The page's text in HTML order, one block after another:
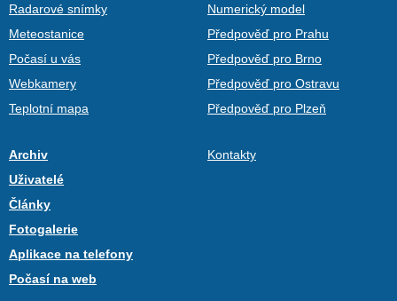
Radarové snímky
Meteostanice
Počasí u vás
Webkamery
Teplotní mapa
Numerický model
Předpověď pro Prahu
Předpověď pro Brno
Předpověď pro Ostravu
Předpověď pro Plzeň
Archiv
Uživatelé
Články
Fotogalerie
Aplikace na telefony
Počasí na web
Kontakty